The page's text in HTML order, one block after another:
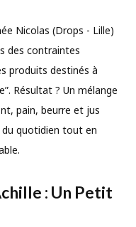
Nicolas (Drops - Lille)
des contraintes
produits destinés à
Résultat ? Un mélange
pain, beurre et jus
du quotidien tout en
: Un Petit